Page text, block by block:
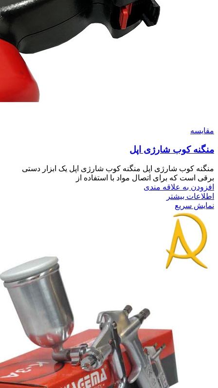
مقايسه
منگنه کوب شارژی اپل
منگنه کوب شارژی اپل منگنه کوب شارژی اپل یک ابزار دستی
برقی است که برای اتصال مواد با استفاده از
افزودن به علاقه مندی
اطلاعات بیشتر
نمایش سریع